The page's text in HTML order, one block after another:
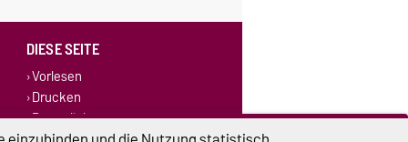
DIESE SEITE
Vorlesen
Drucken
Permalink